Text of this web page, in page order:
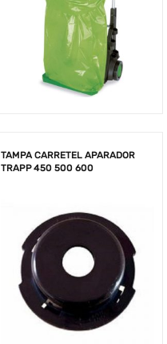
TAMPA CARRETEL APARADOR
TRAPP 450 500 600